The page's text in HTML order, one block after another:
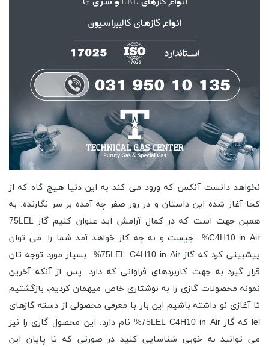
نخواهد دانست آنکس که ورود می کند به این دنیا هیچ گاه که از
کجا آغاز شده این داستان و در روز صفر چه آمده بر سر نگارنده. به
همین جهت است که در کمال آرامش اید عنوان کنیم گاز 75LEL
C4H10 in Air% چیست و به چه کار خواهد آمد شما را. می توان
پیشبینی کرد که گاز 75LEL C4H10 in Air% بسیار مورد توجه تان
قرار گیرد به جهت کاربردهای فراوانی که دارد. پس از آنکه آخرین
نمونه محصولات گازی را به نوشتاری خاص میهمان کردیم، بازگشتیم
تا آغازی نو داشته باشیم این بار با معرفی محصولی از دسته گازهای
lel که گاز 75LEL C4H10 in Air% نام دارد. این محصول گازی را نیز
می توانید به خوبی شناسایی کنید در صورتی که تا پایان این